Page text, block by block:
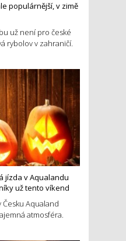
populárnější, v zimě
už není pro české
rybolov v zahraničí.
jízda v Aqualandu
už tento víkend
Aqualand
atmosféra.